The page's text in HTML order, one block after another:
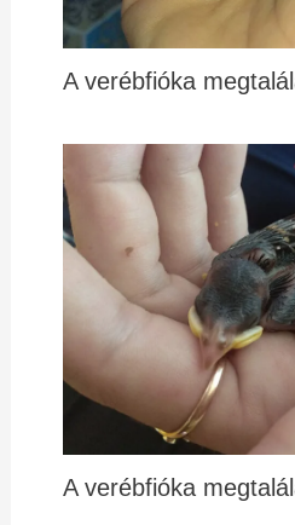
A verébfióka
A verébfióka